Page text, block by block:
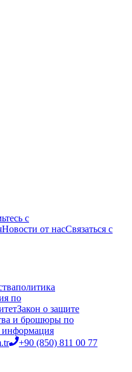
с
Новости от насСвязаться с
политика
по
Закон о защите
и брошюры по
+90 (850) 811 00 77